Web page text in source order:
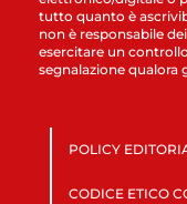
tutto quanto è
non è responsabile
esercitare un
segnalazione qualora
POLICY
CODICE ETICO